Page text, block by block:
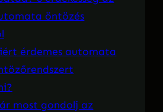
öntözés
érdemes automata
most gondolj az